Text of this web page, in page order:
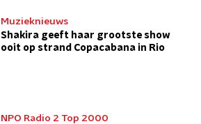
Muzieknieuws
Shakira geeft haar grootste show
ooit op strand Copacabana in Rio
NPO Radio 2 Top 2000